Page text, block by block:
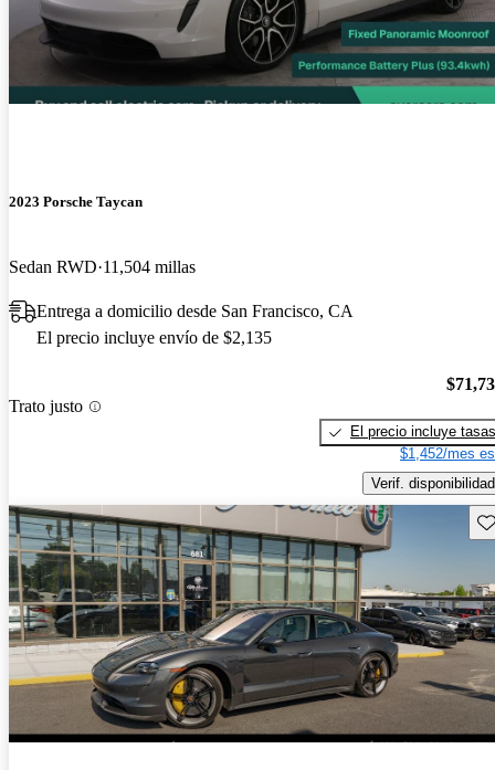
2023 Porsche Taycan
Sedan RWD 11,504 millas
Entrega a domicilio desde San Francisco, CA
El precio incluye envío de $2,135
Trato justo
El precio incluye tasas
$1,452/mes
Verif. disponibilidad